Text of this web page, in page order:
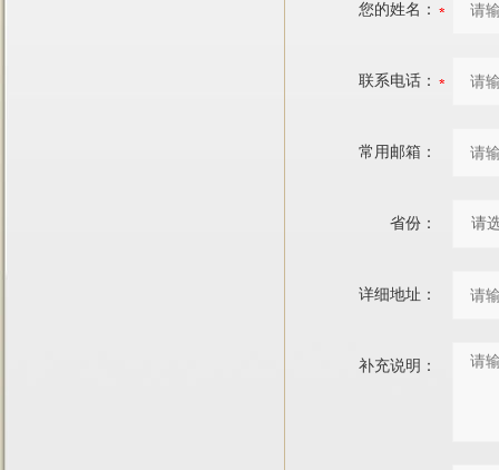
您的姓名：
联系电话：
常用邮箱：
省份：
详细地址：
补充说明：